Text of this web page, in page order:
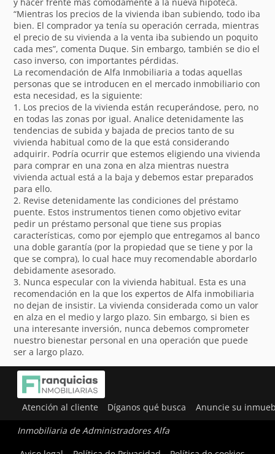
“Mientras los precios de la vivienda iban subiendo, todo iba
bien. El comprador ya tenía su operación cerrada, mientras
el precio de su vivienda a la venta iba subiendo un poquito
cada mes”, comenta Duque. Sin embargo, también se dio el
caso inverso, con importantes pérdidas.
La recomendación de Alfa Inmobiliaria a todas aquellas
personas que se introducen en el mercado inmobiliario con
esta necesidad, es la siguiente:
1. Los precios de la vivienda están recuperándose, pero, no
en todas las zonas por igual. Analice detenidamente las
tendencias de subida y bajada de precios tanto de su
vivienda habitual como de la que está considerando
adquirir. Podría ocurrir que estemos eligiendo una vivienda
para comprar en una zona en alza mientras nuestra
vivienda actual está a la baja y debemos estar preparados
para ello.
2. Revise detenidamente las condiciones del préstamo
puente. Estos instrumentos tienen como objetivo evitar
pedir un préstamo personal que tiene sus propias
características, como por ejemplo que entregamos al banco
una doble garantía (por la propiedad que se tiene y por la
que se compra), lo cual hace muy recomendable abordarlo
debidamente asesorado.
3. Nunca especular con la vivienda habitual. Esta es una
recomendación en la que los expertos de Alfa inmobiliaria
no dejan de insistir. La vivienda considerada como un valor
en alza en el medio y largo plazo. Sin embargo, si bien es
una interesante inversión, nunca debemos comprometer
nuestro bienestar personal en una operación que puede
ser a largo plazo.
Atención al cliente Díganos qué busca Anuncie su
Inmobiliaria de Administradores Alfa